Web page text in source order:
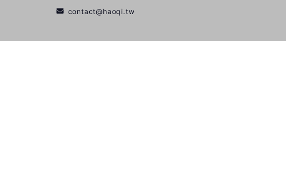
contact@haoqi.tw